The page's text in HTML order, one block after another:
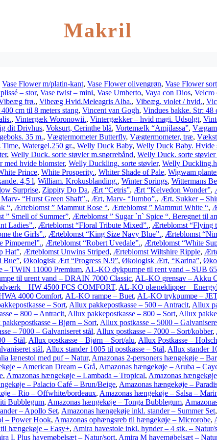
Makril
Vase Flower m/platin-kant, Vase Flower olivengrøn, Vase Flower sort
– stor, Vase twist – mini, Vase Umberto, Vaya con Dios, Velcro
frø., Vibeæg Hvid.Meleagris Alba., Vibeæg. violet / hvid.,
cm til 8 meters stang, Vincent van Gogh, Vindues bakke. Str: 48
, Vintergæk Woronowii., Vintergækker – hvid magi. Udsolgt,
dit Drivhus, Voksurt, Cerinthe blå, Vortemælk “Amjilassa”,
35 m., Vægtermometer Butterfly, Vægtermometer, træ,
Time, Watergel.250 gr., Welly Duck Baby, Welly Duck Baby. Hvide
, Welly Duck. sorte støvler m.snørrebånd, Welly Duck. sorte
med hvide blomster, Welly Duckling. sorte støvler, Welly
Prince, White Prosperity., Whiter Shade of Pale, Wigwam
4,5 l, William. Krokusblanding., Winter Springs, Wittermans
Surprise, Zippity Do Da, Ært “Cetris”, Ært “Kelvedon Wonder”,
“Hurst Green Shaft”., Ært, Marv- “Jumbo”., Ært, Sukker –
“, Ærteblomst ” Mammut Rose “, Ærteblomst ” Mammut White “,
” Smell of Summer”, Ærteblomst ” Sugar `n` Spice “. Beregnet til
Ladies”., Ærteblomst “Floral Tribute Mixed”., Ærteblomst “Flying
the Girls”., Ærteblomst “King Size Navy Blue”., Ærteblomst
Pimpernel”., Ærteblomst “Robert Uvedale”., Ærteblomst “White
Hat”, Ærteblomst Unwins Striped, Ærteblomst Wiltshire Ripple,
Bue”, Økologisk Ært “Progress N.9”, Økologisk Ært, “Karina”,
– TWIN 11000 Premium, AL-KO dykpumpe til rent vand – SUB
til urent vand – DRAIN 7000 Classic, AL-KO grensav – Akku
– HW 4500 FCS COMFORT, AL-KO plæneklipper –
4000 Comfort, AL-KO rampe – Buet, AL-KO trykpumpe –
– Sort, Allux pakkepostkasse – 500 – Antracit, Allux
– 800 – Antracit, Allux pakkepostkasse – 800 – Sort, Allux
– Bjørn – Sort, Allux postkasse – 5000 –
– 7000 – Galvaniseret stål, Allux postkasse – 7000 – Sort/kobber,
– Stål, Allux postkasse – Bjørn – Sort/alu, Allux Postkasse –
stål, Allux stander 1005 til postkasse – Stål, Allux stander
lænestol med puf – Natur, Amazonas 2-personers hængekøje –
– American Dream – Grå, Amazonas hængekøje – Aruba –
, Amazonas hængekøje – Lambada – Tropical, Amazonas
– Palacio Café – Brun/Beige, Amazonas hængekøje –
– Rio – Offwhite/bordeaux, Amazonas hængekøje – Salsa –
Bubblegum, Amazonas hængekøje – Tonga Bubblegum,
– Apollo Set, Amazonas hængekøje inkl. stander – Summer Set,
– Power Hook, Amazonas ophængsreb til hængekøje – Microrobe,
hængekøje – Easy+, Amira havestole inkl. hynder – 4 stk. – Natur/
L Plus havemøbelsæt – Natur/sort, Amira M havemøbelsæt –